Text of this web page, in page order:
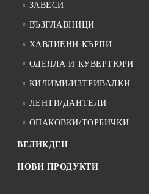
ЗАВЕСИ
ВЪЗГЛАВНИЦИ
ХАВЛИЕНИ КЪРПИ
ОДЕЯЛА И КУВЕРТЮРИ
КИЛИМИ/ИЗТРИВАЛКИ
ЛЕНТИ/ДАНТЕЛИ
ОПАКОВКИ/ТОРБИЧКИ
ВЕЛИКДЕН
НОВИ ПРОДУКТИ